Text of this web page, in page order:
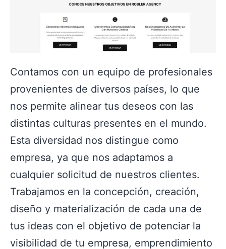
Contamos con un equipo de profesionales
provenientes de diversos países, lo que
nos permite alinear tus deseos con las
distintas culturas presentes en el mundo.
Esta diversidad nos distingue como
empresa, ya que nos adaptamos a
cualquier solicitud de nuestros clientes.
Trabajamos en la concepción, creación,
diseño y materialización de cada una de
tus ideas con el objetivo de potenciar la
visibilidad de tu empresa, emprendimiento